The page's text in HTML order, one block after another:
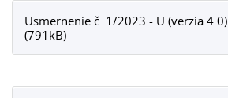
Usmernenie č. 1/2023 - U (verzia 4.0)
(791kB)